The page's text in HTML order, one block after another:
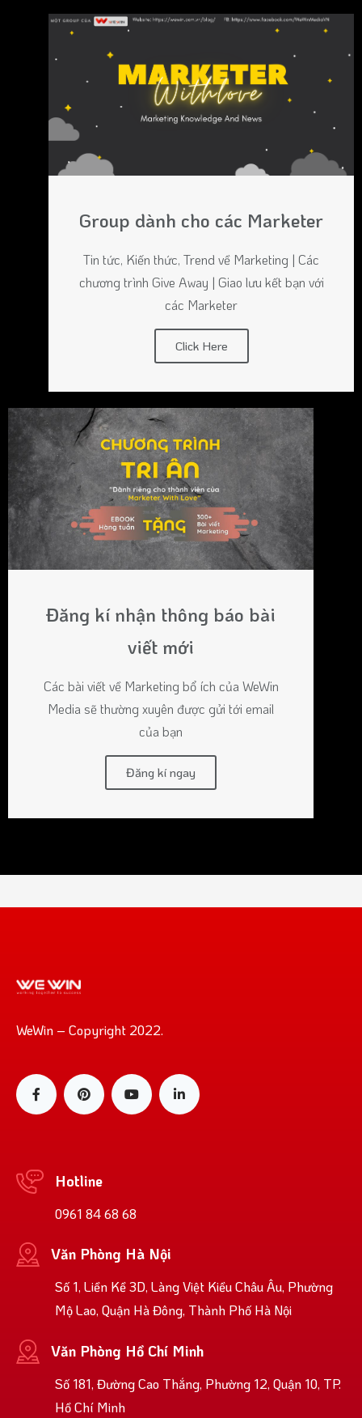
Group dành cho các Marketer
Tin tức, Kiến thức, Trend về Marketing | Các
chương trình Give Away | Giao lưu kết bạn với
các Marketer
Click Here
Đăng kí nhận thông báo bài
viết mới
Các bài viết về Marketing bổ ích của WeWin
Media sẽ thường xuyên được gửi tới email
của bạn
Đăng kí ngay
WeWin – Copyright 2022.
Hotline
0961 84 68 68
Văn Phòng Hà Nội
Số 1, Liền Kề 3D, Làng Việt Kiều Châu Âu, Phường
Mộ Lao, Quận Hà Đông, Thành Phố Hà Nội
Văn Phòng Hồ Chí Minh
Số 181, Đường Cao Thắng, Phường 12, Quận 10, TP.
Hồ Chí Minh